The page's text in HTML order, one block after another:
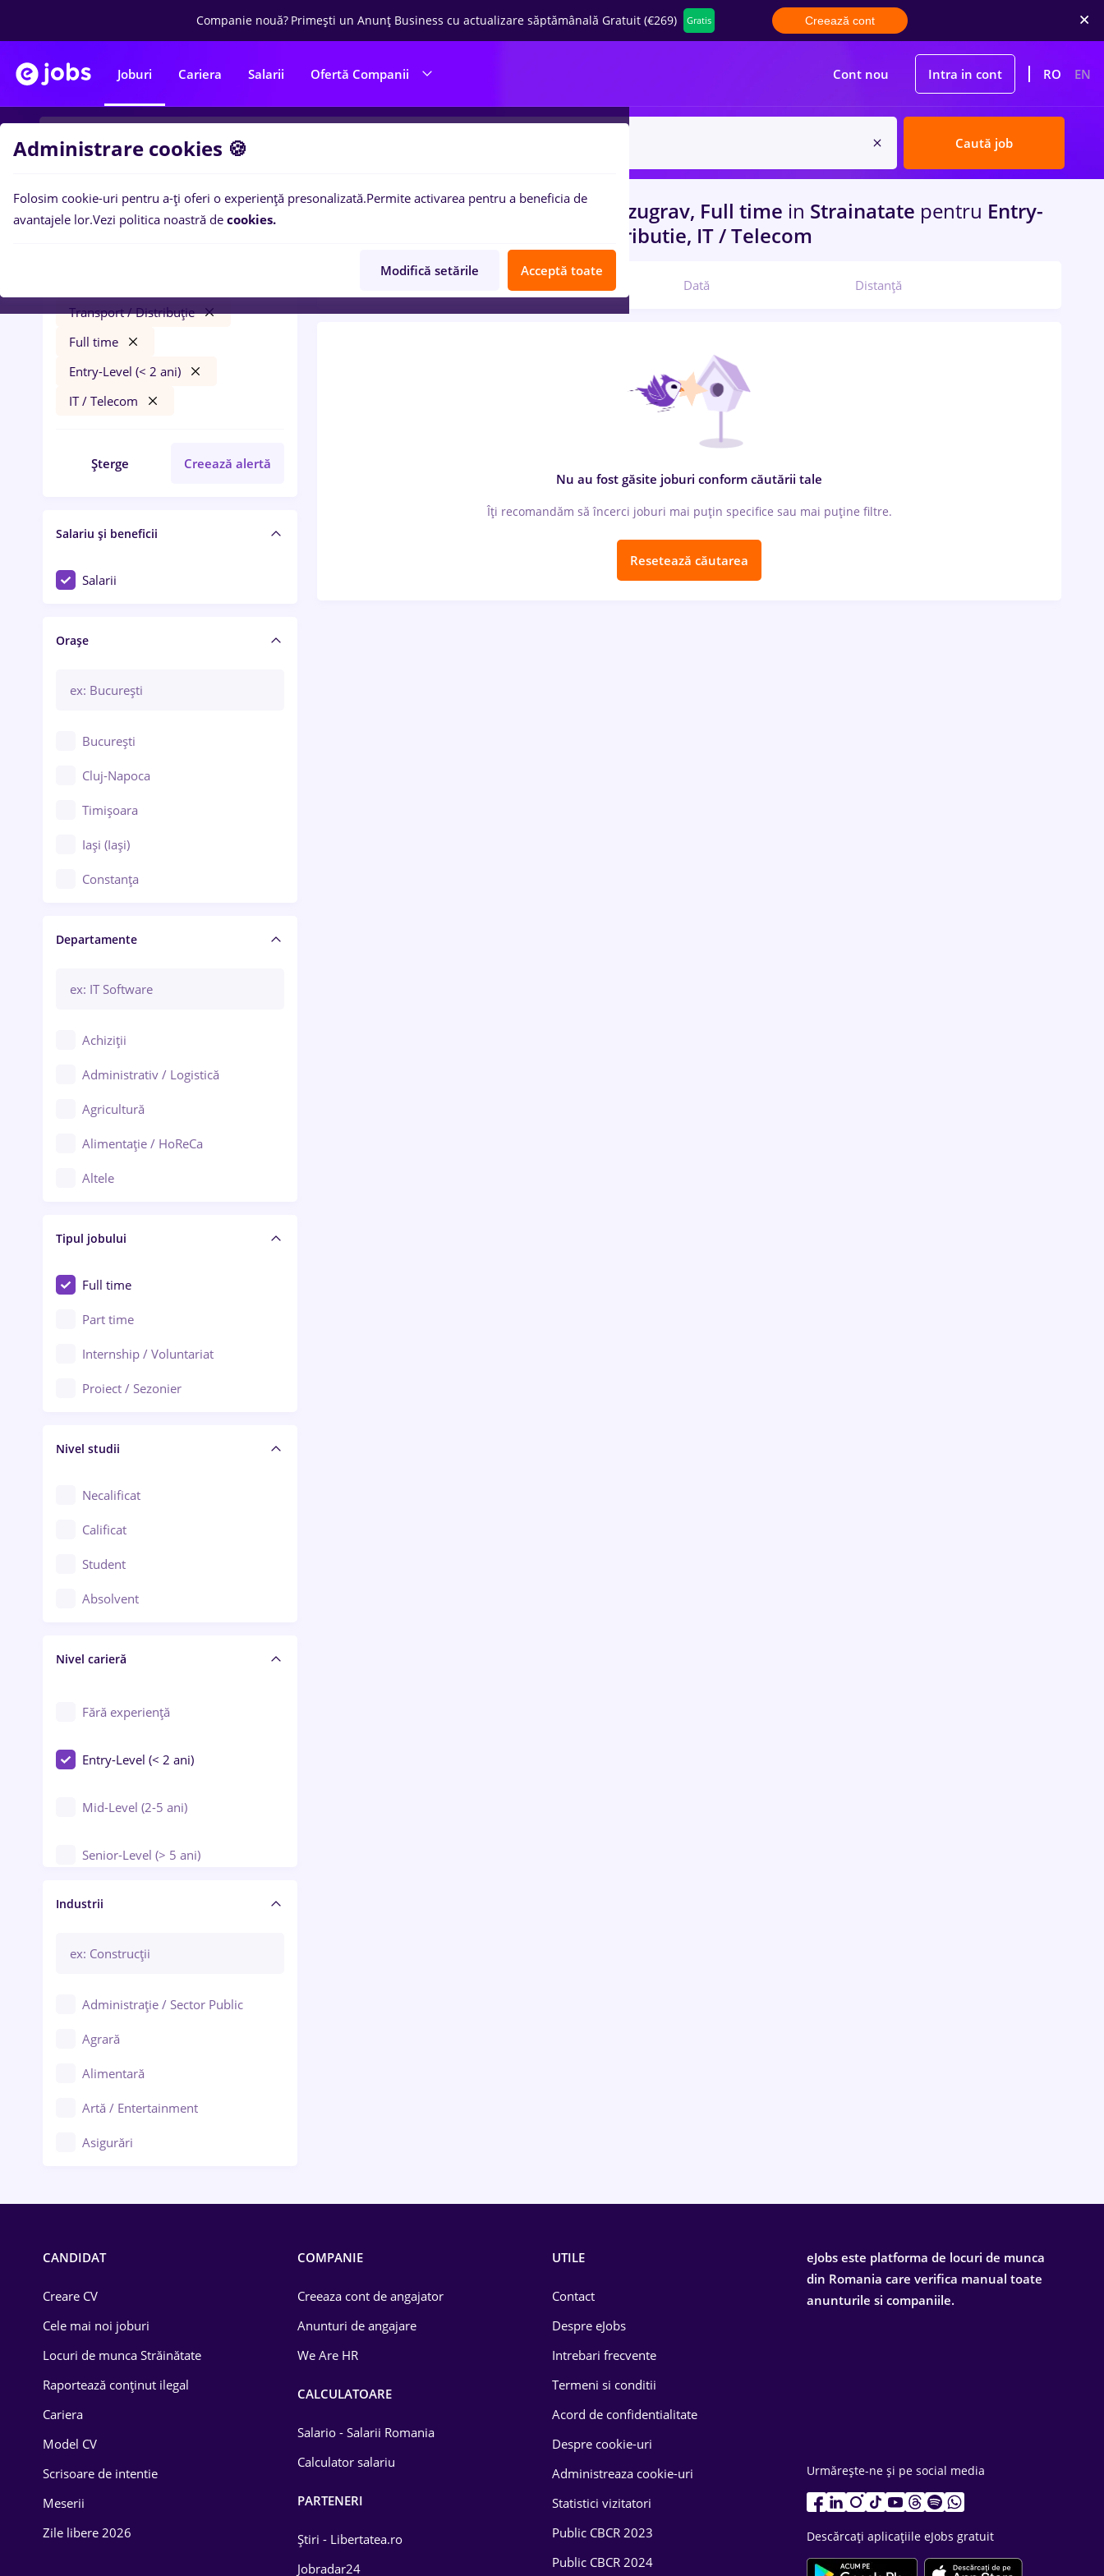
Companie nouă? Primești un Anunț Business cu actualizare săptămânală Gratuit (€269) Gratis Creează cont
Joburi Cariera Salarii Ofertă Companii Cont nou Intra in cont RO EN
Caută job
Filtre
Transport / Distribuție
Full time
Entry-Level (< 2 ani)
IT / Telecom
Șterge Creează alertă
Salariu și beneficii
Salarii
Orașe
București
Cluj-Napoca
Timișoara
Iași (Iași)
Constanța
Brașov
Bacău
Galați (Galați)
Ploiești
Arad
Baia Mare
Bârlad
Bistrița (Bistrița-Năsăud)
Departamente
Achiziții
Administrativ / Logistică
Agricultură
Alimentație / HoReCa
Altele
Asigurări
Au pair / Babysitter / Curățenie
Audit / Consultanță
Auto / Echipamente
Automatizări
Cercetare - dezvoltare
Chimie / Biochimie
Confecții / Design vestimentar
Construcții / Instalații
Controlul calității
Educație / Training / Arte
Tipul jobului
Full time
Part time
Internship / Voluntariat
Proiect / Sezonier
Nivel studii
Necalificat
Calificat
Student
Absolvent
Nivel carieră
Fără experiență
Entry-Level (< 2 ani)
Mid-Level (2-5 ani)
Senior-Level (> 5 ani)
Manager / Executiv
Industrii
Administrație / Sector Public
Agrară
Alimentară
Artă / Entertainment
Asigurări
Drept
Educație / Training
Energetică
Farma
0locuri de muncacu salarii zidar zugrav, Full time in Strainatate pentru Entry-
Transport / Distributie, IT / Telecom
Relevanță Dată Distanță
Nu au fost găsite joburi conform căutării tale
Îți recomandăm să încerci joburi mai puțin specifice sau mai puține filtre.
Resetează căutarea
CANDIDAT
Creare CV
Cele mai noi joburi
Locuri de munca Străinătate
Raportează conținut ilegal
Cariera
Model CV
Scrisoare de intentie
Meserii
Zile libere 2026
COMPANIE
Creeaza cont de angajator
Anunturi de angajare
We Are HR
CALCULATOARE
Salario - Salarii Romania
Calculator salariu
PARTENERI
Știri - Libertatea.ro
Jobradar24
UTILE
Contact
Despre eJobs
Intrebari frecvente
Termeni si conditii
Acord de confidentialitate
Despre cookie-uri
Administreaza cookie-uri
Statistici vizitatori
Public CBCR 2023
Public CBCR 2024
eJobs este platforma de locuri de munca
din Romania care verifica manual toate
anunturile si companiile.
Urmărește-ne și pe social media
Descărcați aplicațiile eJobs gratuit
Administrare cookies 🍪
Folosim cookie-uri pentru a-ți oferi o experiență presonalizată.Permite activarea pentru a beneficia de
avantajele lor.Vezi politica noastră de cookies.
Modifică setările Acceptă toate